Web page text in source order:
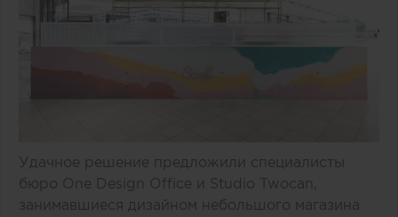
Удачное решение предложили специалисты
бюро One Design Office и Studio Twocan,
занимавшиеся дизайном небольшого магазина